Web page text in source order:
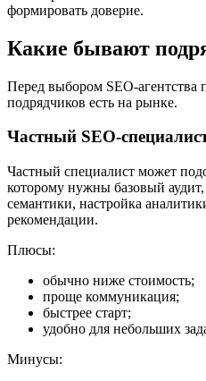
формировать доверие.
Какие бывают
Перед выбором SEO-агентства
подрядчиков есть на рынке.
Частный SEO-
Частный специалист может
которому нужны базовый
семантики, настройка
рекомендации.
Плюсы:
обычно ниже стоимость;
проще коммуникация;
быстрее старт;
удобно для небольших
Минусы: